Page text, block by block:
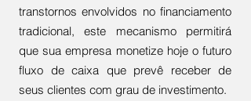
transtornos envolvidos no financiamento
tradicional, este mecanismo permitirá
que sua empresa monetize hoje o futuro
fluxo de caixa que prevê receber de
seus clientes com grau de investimento.